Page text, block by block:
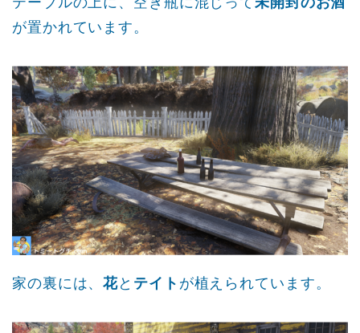
が置かれています。
家の裏には、花と テイト が植えられています。